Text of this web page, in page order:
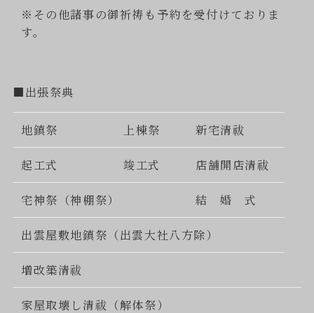
※その他諸事の御祈祷も予約を受付けておりま
す。
■出張祭典
地鎮祭 上棟祭 新宅清祓
起工式 竣工式 店舗開店清祓
宅神祭（神棚祭） 結 婚 式
出雲屋敷地鎮祭（出雲大社八方除）
増改築清祓
家屋取壊し清祓（解体祭）